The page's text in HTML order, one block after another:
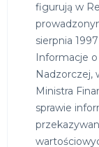
figurują w
sierpnia
Informacje o
Nadzorczej,
Ministra
sprawie